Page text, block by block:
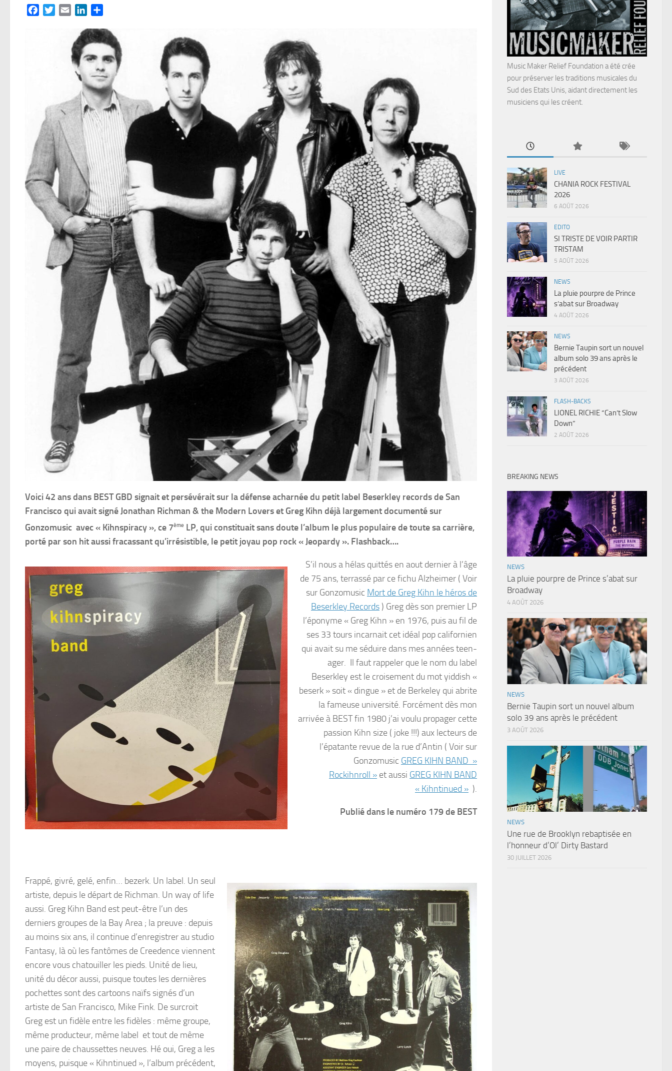
FacebookTwitterEmail LinkedIn
Voici 42 ans dans BEST GBD signait et persévérait sur la défense acharnée du petit label Beserkley records de San
Francisco qui avait signé Jonathan Richman & the Modern Lovers et Greg Kihn déjà largement documenté sur
Gonzomusic avec « Kihnspiracy », ce 7ème LP, qui constituait sans doute l’album le plus populaire de toute sa carrière,
porté par son hit aussi fracassant qu’irrésistible, le petit joyau pop rock « Jeopardy ». Flashback….
S’il nous a hélas quittés en aout dernier à l’âge
de 75 ans, terrassé par ce fichu Alzheimer ( Voir
sur Gonzomusic Mort de Greg Kihn le héros de
Beserkley Records ) Greg dès son premier LP
l’éponyme « Greg Kihn » en 1976, puis au fil de
ses 33 tours incarnait cet idéal pop californien
qui avait su me séduire dans mes années teen-
ager. Il faut rappeler que le nom du label
Beserkley est le croisement du mot yiddish «
beserk » soit « dingue » et de Berkeley qui abrite
la fameuse université. Forcément dès mon
arrivée à BEST fin 1980 j’ai voulu propager cette
passion Kihn size ( joke !!!) aux lecteurs de
l’épatante revue de la rue d’Antin ( Voir sur
Gonzomusic GREG KIHN BAND »
Rockihnroll » et aussi GREG KIHN BAND
« Kihntinued » ).
Publié dans le numéro 179 de BEST
Frappé, givré, gelé, enfin… bezerk. Un label. Un seul
artiste, depuis le départ de Richman. Un way of life
aussi. Greg Kihn Band est peut-être l’un des
derniers groupes de la Bay Area ; la preuve : depuis
au moins six ans, il continue d’enregistrer au studio
Fantasy, là où les fantômes de Creedence viennent
encore vous chatouiller les pieds. Unité de lieu,
unité du décor aussi, puisque toutes les dernières
pochettes sont des cartoons naïfs signés d’un
artiste de San Francisco, Mike Fink. De surcroit
Greg est un fidèle entre les fidèles : même groupe,
même producteur, même label et tout de même
une paire de chaussettes neuves. Hé oui, Greg a les
moyens, puisque « Kihntinued », l’album précédent,
Music Maker Relief Foundation a été crée
pour préserver les traditions musicales du
Sud des Etats Unis, aidant directement les
musiciens qui les créent.
LIVE
CHANIA ROCK FESTIVAL
2026
6 AOÛT 2026
EDITO
SI TRISTE DE VOIR PARTIR
TRISTAM
5 AOÛT 2026
NEWS
La pluie pourpre de Prince
s’abat sur Broadway
4 AOÛT 2026
NEWS
Bernie Taupin sort un nouvel
album solo 39 ans après le
précédent
3 AOÛT 2026
FLASH-BACKS
LIONEL RICHIE “Can’t Slow
Down”
2 AOÛT 2026
BREAKING NEWS
NEWS
La pluie pourpre de Prince s’abat sur
Broadway
4 AOÛT 2026
NEWS
Bernie Taupin sort un nouvel album
solo 39 ans après le précédent
3 AOÛT 2026
NEWS
Une rue de Brooklyn rebaptisée en
l’honneur d’Ol’ Dirty Bastard
30 JUILLET 2026